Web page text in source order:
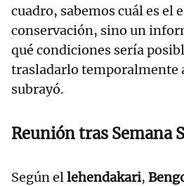
cuadro, sabemos cuál es el
conservación, sino un
qué condiciones sería
trasladarlo temporalmente
subrayó.
Reunión tras Semana
Según ellehendakari,